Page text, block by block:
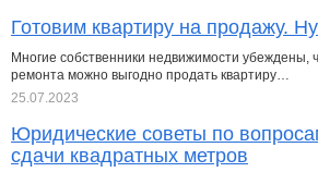
Готовим квартиру на продажу.
Многие собственники недвижимости убеждены,
ремонта можно выгодно продать квартиру…
25.07.2023
Юридические советы по
сдачи квадратных метров